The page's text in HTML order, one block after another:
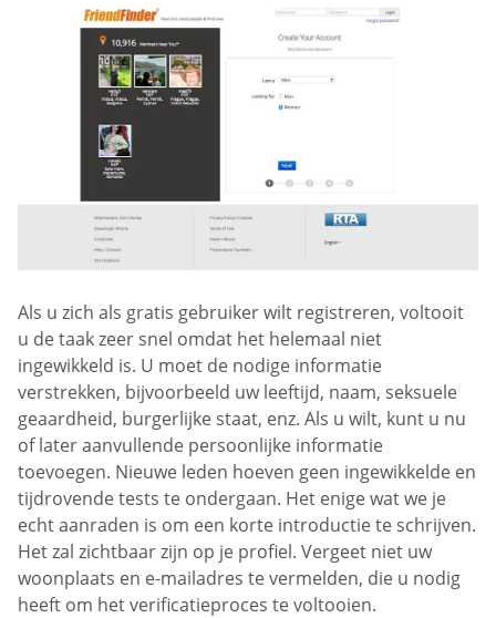
Als u zich als gratis gebruiker wilt registreren, voltooit
u de taak zeer snel omdat het helemaal niet
ingewikkeld is. U moet de nodige informatie
verstrekken, bijvoorbeeld uw leeftijd, naam, seksuele
geaardheid, burgerlijke staat, enz. Als u wilt, kunt u nu
of later aanvullende persoonlijke informatie
toevoegen. Nieuwe leden hoeven geen ingewikkelde en
tijdrovende tests te ondergaan. Het enige wat we je
echt aanraden is om een korte introductie te schrijven.
Het zal zichtbaar zijn op je profiel. Vergeet niet uw
woonplaats en e-mailadres te vermelden, die u nodig
heeft om het verificatieproces te voltooien.